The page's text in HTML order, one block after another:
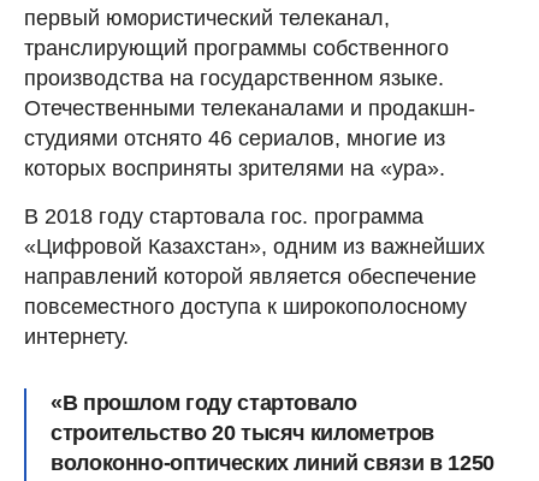
первый юмористический телеканал,
транслирующий программы собственного
производства на государственном языке.
Отечественными телеканалами и продакшн-
студиями отснято 46 сериалов, многие из
которых восприняты зрителями на «ура».
В 2018 году стартовала гос. программа
«Цифровой Казахстан», одним из важнейших
направлений которой является обеспечение
повсеместного доступа к широкополосному
интернету.
«В прошлом году стартовало
строительство 20 тысяч километров
волоконно-оптических линий связи в 1250